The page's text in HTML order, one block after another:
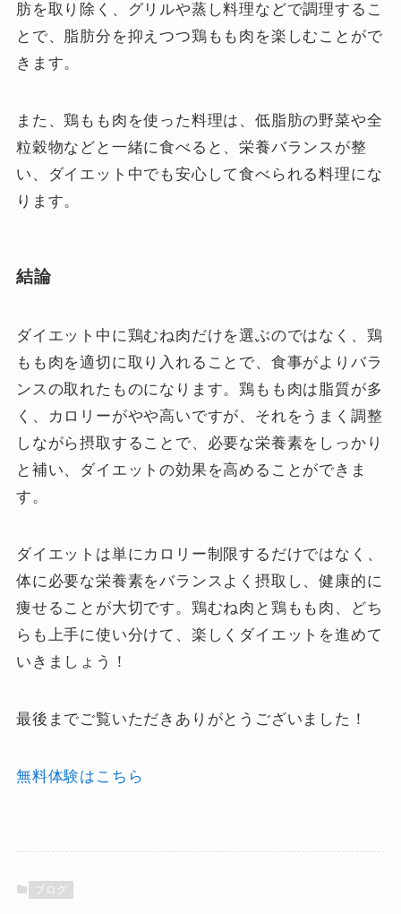
肪を取り除く、グリルや蒸し料理などで調理するこ
とで、脂肪分を抑えつつ鶏もも肉を楽しむことがで
きます。
また、鶏もも肉を使った料理は、低脂肪の野菜や全
粒穀物などと一緒に食べると、栄養バランスが整
い、ダイエット中でも安心して食べられる料理にな
ります。
結論
ダイエット中に鶏むね肉だけを選ぶのではなく、鶏
もも肉を適切に取り入れることで、食事がよりバラ
ンスの取れたものになります。鶏もも肉は脂質が多
く、カロリーがやや高いですが、それをうまく調整
しながら摂取することで、必要な栄養素をしっかり
と補い、ダイエットの効果を高めることができま
す。
ダイエットは単にカロリー制限するだけではなく、
体に必要な栄養素をバランスよく摂取し、健康的に
痩せることが大切です。鶏むね肉と鶏もも肉、どち
らも上手に使い分けて、楽しくダイエットを進めて
いきましょう！
最後までご覧いただきありがとうございました！
無料体験はこちら
ブログ